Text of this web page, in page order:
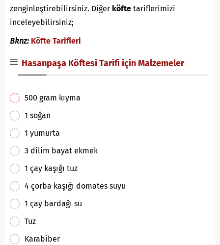
zenginleştirebilirsiniz. Diğer köfte tariflerimizi
inceleyebilirsiniz;
Bknz: Köfte Tarifleri
Hasanpaşa Köftesi Tarifi için Malzemeler
500 gram kıyma
1 soğan
1 yumurta
3 dilim bayat ekmek
1 çay kaşığı tuz
4 çorba kaşığı domates suyu
1 çay bardağı su
Tuz
Karabiber